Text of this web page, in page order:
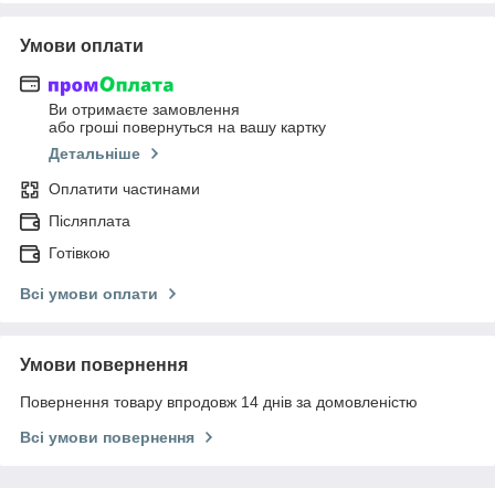
Умови оплати
Ви отримаєте замовлення
або гроші повернуться на вашу картку
Детальніше
Оплатити частинами
Післяплата
Готівкою
Всі умови оплати
Умови повернення
Повернення товару впродовж 14 днів за домовленістю
Всі умови повернення